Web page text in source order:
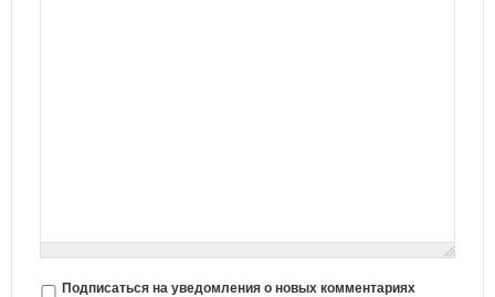
Подписаться на уведомления о новых комментариях